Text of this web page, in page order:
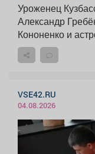
Уроженец
Александр
Кононенко и
VSE42.RU
04.08.2026